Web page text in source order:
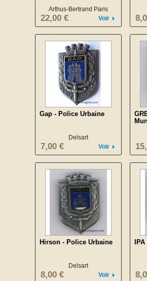
Voir
Arthus-Bertrand Paris
22,00 €
Gap - Police Urbaine
Voir
Delsart
7,00 €
Hirson - Police Urbaine
Voir
Delsart
8,00 €